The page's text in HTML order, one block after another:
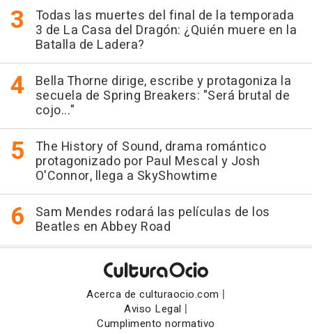
Todas las muertes del final de la temporada
3 de La Casa del Dragón: ¿Quién muere en la
Batalla de Ladera?
Bella Thorne dirige, escribe y protagoniza la
secuela de Spring Breakers: "Será brutal de
cojo..."
The History of Sound, drama romántico
protagonizado por Paul Mescal y Josh
O'Connor, llega a SkyShowtime
Sam Mendes rodará las películas de los
Beatles en Abbey Road
Acerca de culturaocio.com |
Aviso Legal |
Cumplimento normativo